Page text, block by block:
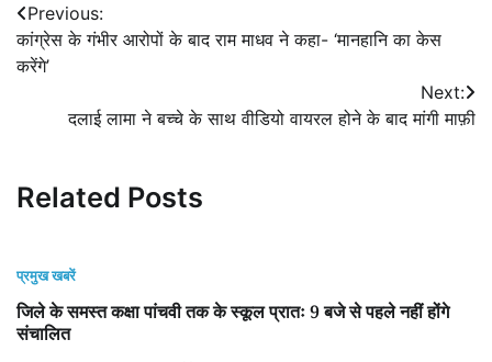
Post
navigation
Previous:
कांग्रेस के गंभीर आरोपों के बाद राम माधव ने कहा- ‘मानहानि का केस
करेंगे’
Next:
दलाई लामा ने बच्चे के साथ वीडियो वायरल होने के बाद मांगी माफ़ी
Related Posts
प्रमुख खबरें
जिले के समस्त कक्षा पांचवी तक के स्कूल प्रातः 9 बजे से पहले नहीं होंगे
संचालित